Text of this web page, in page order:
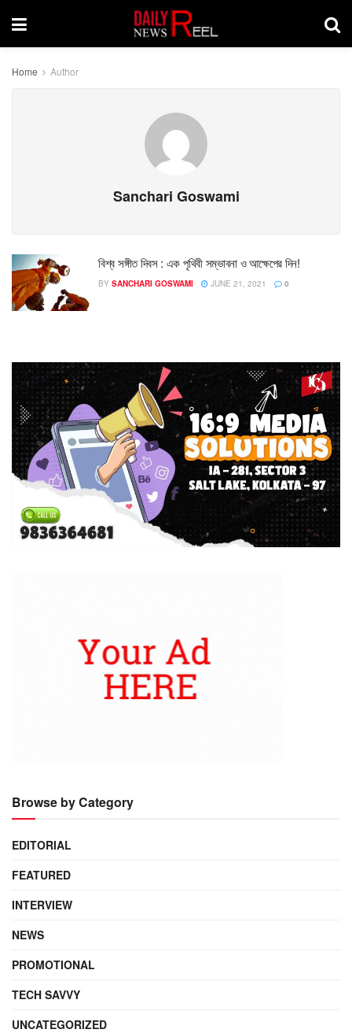
Home Author
Sanchari Goswami
বিশ্ব সঙ্গীত দিবস : এক পৃথিবী সম্ভাবনা ও আক্ষেপের দিন!
BY SANCHARI GOSWAMI JUNE 21, 2021 0
Browse by Category
EDITORIAL
FEATURED
INTERVIEW
NEWS
PROMOTIONAL
TECH SAVVY
UNCATEGORIZED